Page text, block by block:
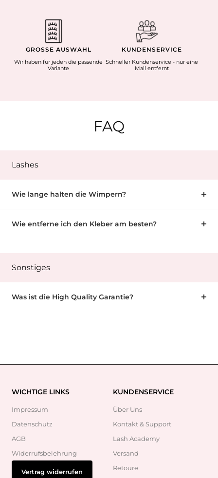
GROSSE AUSWAHL
Wir haben für jeden die passende
Variante
KUNDENSERVICE
Schneller Kundenservice - nur eine
Mail entfernt
FAQ
Lashes
Wie lange halten die Wimpern?
Wie entferne ich den Kleber am besten?
Sonstiges
Was ist die High Quality Garantie?
WICHTIGE LINKS
Impressum
Datenschutz
AGB
Widerrufsbelehrung
Vertrag widerrufen
KUNDENSERVICE
Über Uns
Kontakt & Support
Lash Academy
Versand
Retoure